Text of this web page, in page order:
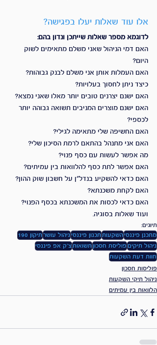
אלו עוד שאלות יעלו בפגישה?
לדוגמא מספר שאלות שייתכן ונדון בהם:
האם דמי הניהול שאני משלם מתאימים לשוק
היום?
האם העמלות אותן אני משלם לבנק גבוהות?
כיצד ניתן לחסוך בעלויות?
האם ישנם יצרנים טובים יותר מאלו שאני נמצא?
האם ישנם מוצרים המניבים תשואה גבוהה יותר
לכספי?
האם החשיפה שלי מתאימה לגילי?
האם אני מתנהל בהתאם לרמת הסיכון שלי?
מה אפשר לעשות עם כסף פנוי?
האם אפשר לתת כסף להלוואות בין עמיתים?
האם כדאי להשקיע בנדל"ן על חשבון שוק ההון?
האם לקחת משכנתא?
האם כדאי לכסות את המשכנתא בכסף הפנוי?
ועוד שאלות בסוגיה.
תיוגים:
מתכנן פיננסיהשקעות תכנון פיננסי ניהול עושר תיקון 190
ניהול תיקים פוליסת חסכון תשואותצ'ק אפ פיננסי
חוות דעת השקעות
פוליסות חסכון
ניהול תיקי השקעות
הלוואות בין עמיתים